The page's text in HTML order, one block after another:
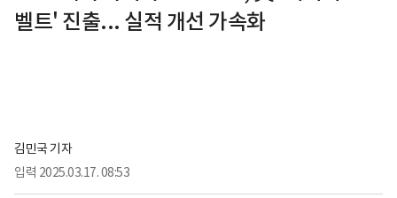
벨트' 진출... 실적 개선 가속화
김민국 기자
입력 2025.03.17. 08:53